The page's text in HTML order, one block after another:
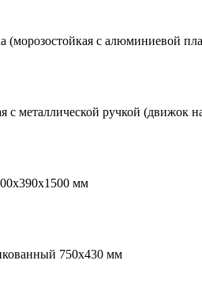
(морозостойкая с алюминиевой
с металлической ручкой (движок
мм
750х430 мм